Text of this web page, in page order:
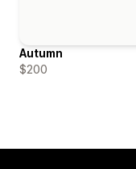
Autumn
$200